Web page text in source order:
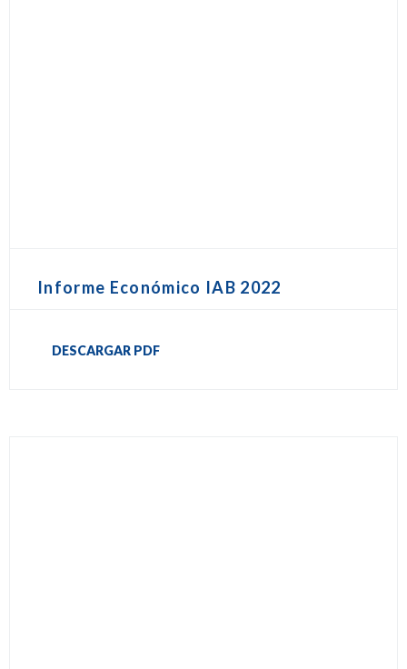
Informe Económico IAB 2022
DESCARGAR PDF